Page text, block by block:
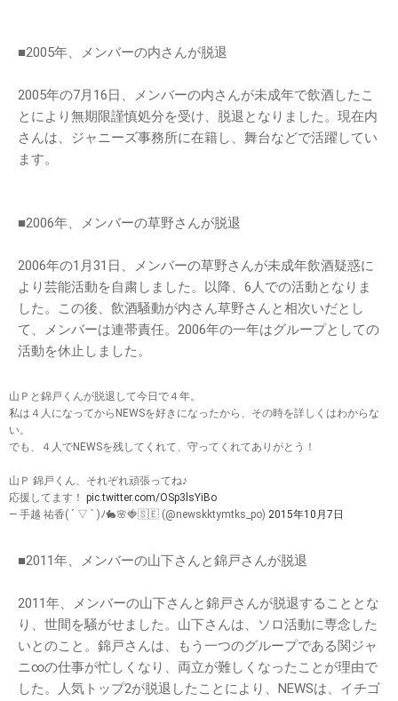
■2005年、メンバーの内さんが脱退
2005年の7月16日、メンバーの内さんが未成年で飲酒したこ
とにより無期限謹慎処分を受け、脱退となりました。現在内
さんは、ジャニーズ事務所に在籍し、舞台などで活躍してい
ます。
■2006年、メンバーの草野さんが脱退
2006年の1月31日、メンバーの草野さんが未成年飲酒疑惑に
より芸能活動を自粛しました。以降、6人での活動となりま
した。この後、飲酒騒動が内さん草野さんと相次いだとし
て、メンバーは連帯責任。2006年の一年はグループとしての
活動を休止しました。
山Ｐと錦戸くんが脱退して今日で４年。
私は４人になってからNEWSを好きになったから、その時を詳しくはわからな
い。
でも、４人でNEWSを残してくれて、守ってくれてありがとう！
山Ｐ 錦戸くん、それぞれ頑張ってね♪
応援してます！ pic.twitter.com/OSp3lsYiBo
— 手越 祐香( ´ ▽ ` )ﾉ🐇🌸🍓🇸🇪 (@newskktymtks_po) 2015年10月7日
■2011年、メンバーの山下さんと錦戸さんが脱退
2011年、メンバーの山下さんと錦戸さんが脱退することとな
り、世間を騒がせました。山下さんは、ソロ活動に専念した
いとのこと。錦戸さんは、もう一つのグループである関ジャ
ニ∞の仕事が忙しくなり、両立が難しくなったことが理由で
した。人気トップ2が脱退したことにより、NEWSは、イチゴ